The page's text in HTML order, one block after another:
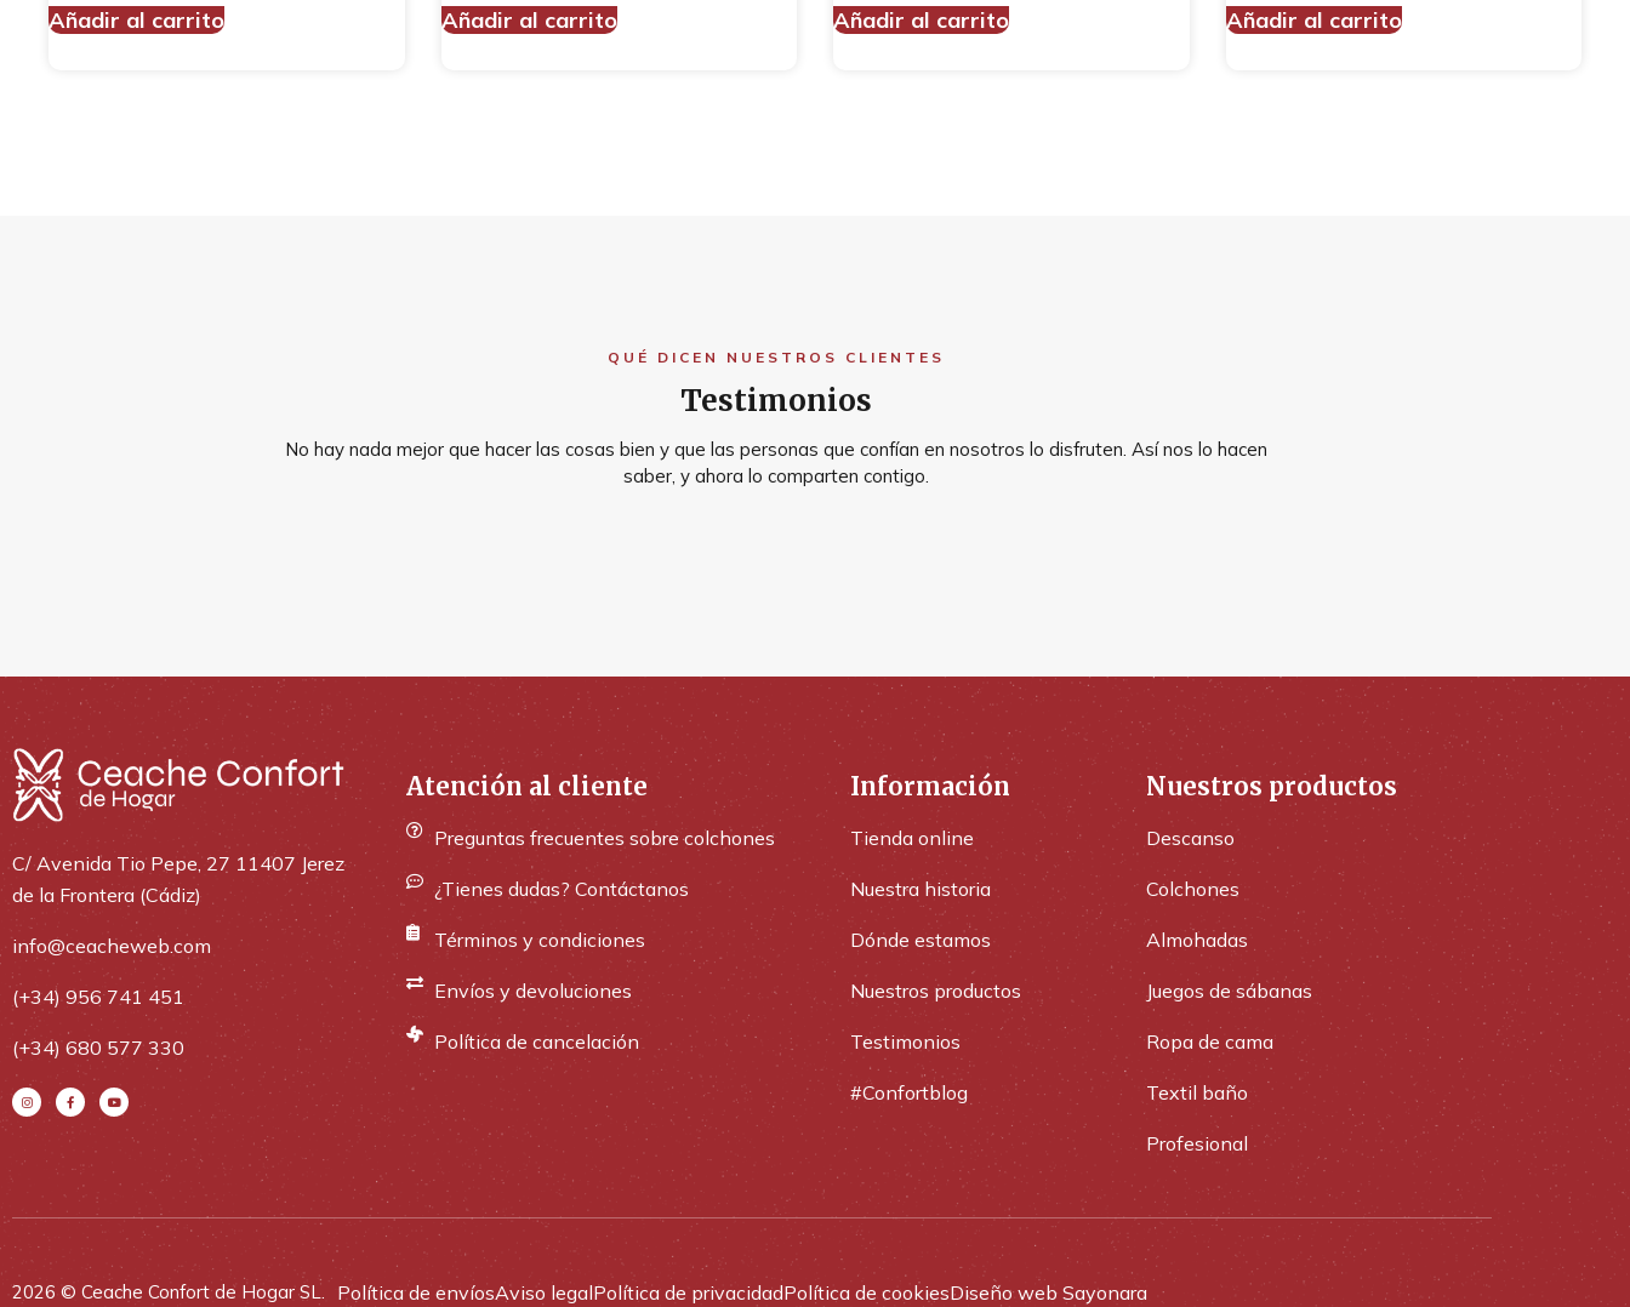
Añadir al carrito Añadir al carrito Añadir al carrito Añadir al carrito
QUÉ DICEN NUESTROS CLIENTES
Testimonios
No hay nada mejor que hacer las cosas bien y que las personas que confían en nosotros lo disfruten. Así nos lo hacen
saber, y ahora lo comparten contigo.
C/ Avenida Tio Pepe, 27 11407 Jerez
de la Frontera (Cádiz)
info@ceacheweb.com
(+34) 956 741 451
(+34) 680 577 330
Atención al cliente
Preguntas frecuentes sobre colchones
¿Tienes dudas? Contáctanos
Términos y condiciones
Envíos y devoluciones
Política de cancelación
Información
Tienda online
Nuestra historia
Dónde estamos
Nuestros productos
Testimonios
#Confortblog
Nuestros productos
Descanso
Colchones
Almohadas
Juegos de sábanas
Ropa de cama
Textil baño
Profesional
2026 © Ceache Confort de Hogar SL. Política de envíosAviso legalPolítica de privacidadPolítica de cookiesDiseño web Sayonara